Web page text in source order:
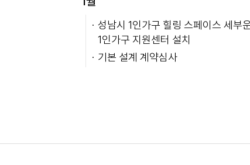
성남시 1인가구 힐링 스페이스 세부
1인가구 지원센터 설치
기본 설계 계약심사